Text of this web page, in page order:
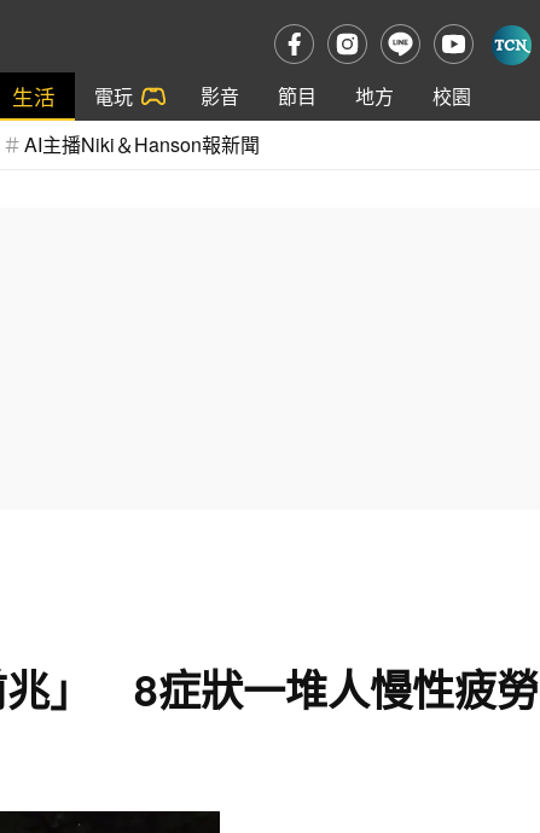
生活 電玩 影音 節目 地方
校園
AI主播Niki＆Hanson報新聞
兆」 8症狀一堆人慢性疲勞